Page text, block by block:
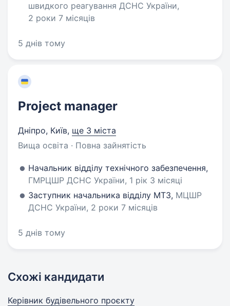
швидкого реагування ДСНС України,
2 роки 7 місяців
5 днів тому
Project manager
Дніпро, Київ, ще 3 міста
Вища освіта · Повна зайнятість
Начальник відділу технічного забезпечення,
ГМРЦШР ДСНС України, 1 рік 3 місяці
Заступник начальника відділу МТЗ, МЦШР
ДСНС України, 2 роки 7 місяців
5 днів тому
Схожі кандидати
Керівник будівельного проєкту